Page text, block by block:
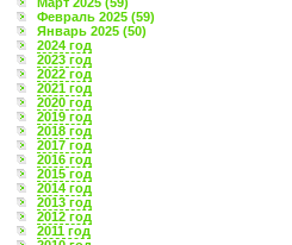
Февраль 2025 (59)
Январь 2025 (50)
2024 год
2023 год
2022 год
2021 год
2020 год
2019 год
2018 год
2017 год
2016 год
2015 год
2014 год
2013 год
2012 год
2011 год